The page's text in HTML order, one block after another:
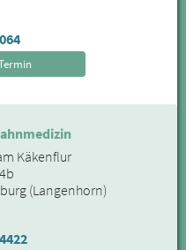
Käkenflur
(Langenhorn)